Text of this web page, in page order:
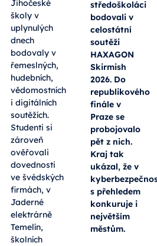
Jihočeské
školy v
uplynulých
dnech
bodovaly v
řemeslných,
hudebních,
vědomostních
i digitálních
soutěžích.
Studenti si
zároveň
ověřovali
dovednosti
ve švédských
firmách, v
Jaderné
elektrárně
Temelín,
školních
středoškoláci
bodovali v
celostátní
soutěži
HAXAGON
Skirmish
2026. Do
republikového
finále v
Praze se
probojovalo
pět z nich.
Kraj tak
ukázal, že v
s přehledem
konkuruje i
největším
městům.